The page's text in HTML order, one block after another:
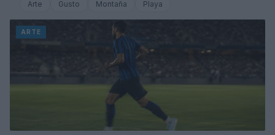
Arte Gusto Montaña Playa
ARTE